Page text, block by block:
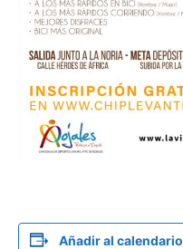
Añadir al calendario